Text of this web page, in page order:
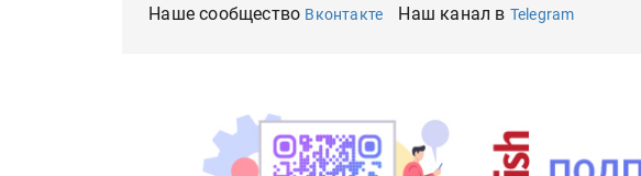
Наше сообщество Вконтакте Наш канал в Telegram